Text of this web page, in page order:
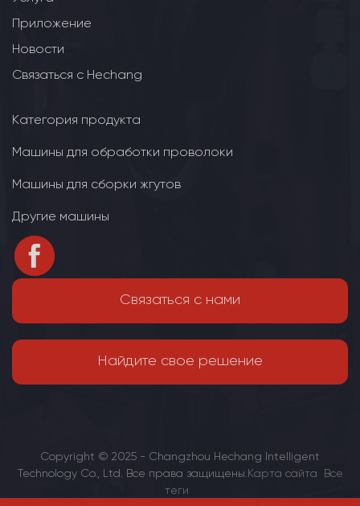
Приложение
Новости
Связаться с Hechang
Категория продукта
Машины для обработки проволоки
Машины для сборки жгутов
Другие машины
Связаться с нами
Найдите свое решение
Copyright © 2025 - Changzhou Hechang Intelligent
Technology Co., Ltd. Все права защищены. Карта сайта
Все
теги